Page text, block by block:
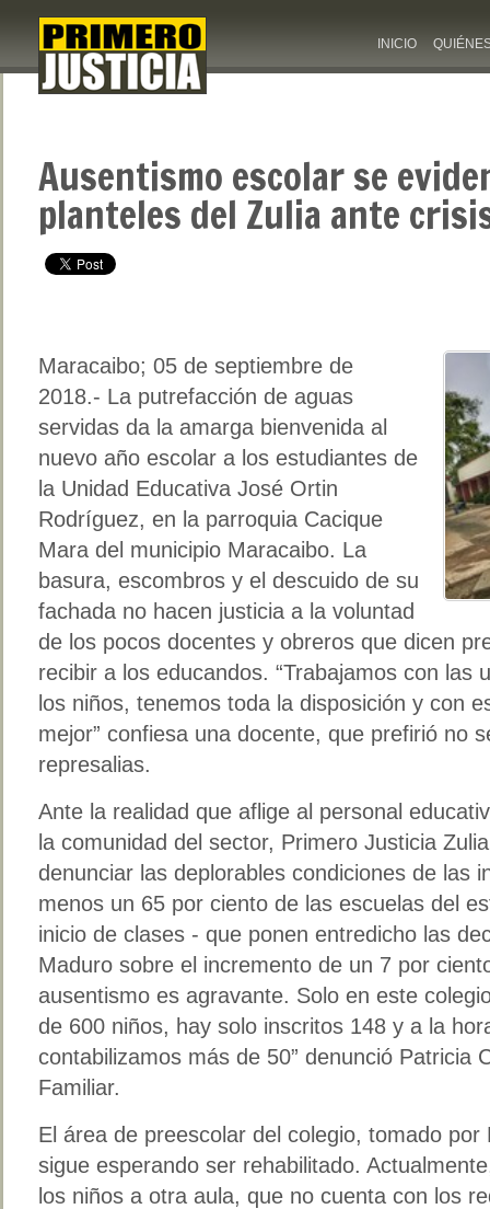
INICIO
Ausentismo escolar se
planteles del Zulia ante
Maracaibo; 05 de septiembre de
2018.- La putrefacción de aguas
servidas da la amarga bienvenida al
nuevo año escolar a los estudiantes de
la Unidad Educativa José Ortin
Rodríguez, en la parroquia Cacique
Mara del municipio Maracaibo. La
basura, escombros y el descuido de su
fachada no hacen justicia a la voluntad
de los pocos docentes y obreros que dicen
recibir a los educandos. “Trabajamos con las
los niños, tenemos toda la disposición y con
mejor” confiesa una docente, que prefirió no
represalias.
Ante la realidad que aflige al personal
la comunidad del sector, Primero Justicia
denunciar las deplorables condiciones de las
menos un 65 por ciento de las escuelas del
inicio de clases - que ponen entredicho las
Maduro sobre el incremento de un 7 por
ausentismo es agravante. Solo en este
de 600 niños, hay solo inscritos 148 y a la
contabilizamos más de 50” denunció Patricia
Familiar.
El área de preescolar del colegio, tomado
sigue esperando ser rehabilitado.
los niños a otra aula, que no cuenta con los